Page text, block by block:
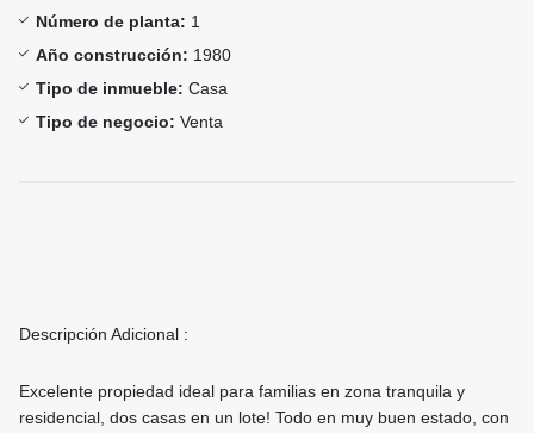
Número de planta: 1
Año construcción: 1980
Tipo de inmueble: Casa
Tipo de negocio: Venta
Descripción Adicional :
Excelente propiedad ideal para familias en zona tranquila y
residencial, dos casas en un lote! Todo en muy buen estado, con